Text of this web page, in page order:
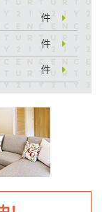
件
件
件